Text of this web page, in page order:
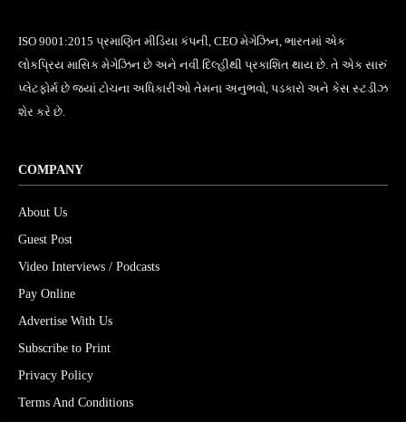
ISO 9001:2015 પ્રમાણિત મીડિયા કંપની, CEO મેગેઝિન, ભારતમાં એક
લોકપ્રિય માસિક મેગેઝિન છે અને નવી દિલ્હીથી પ્રકાશિત થાય છે. તે એક સારું
પ્લેટફોર્મ છે જ્યાં ટોચના અધિકારીઓ તેમના અનુભવો, પડકારો અને કેસ સ્ટડીઝ
શેર કરે છે.
COMPANY
About Us
Guest Post
Video Interviews / Podcasts
Pay Online
Advertise With Us
Subscribe to Print
Privacy Policy
Terms And Conditions